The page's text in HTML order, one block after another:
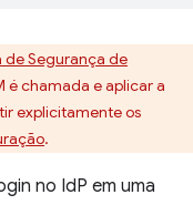
de Segurança de
é chamada e aplicar a
explicitamente os
.
no IdP em uma